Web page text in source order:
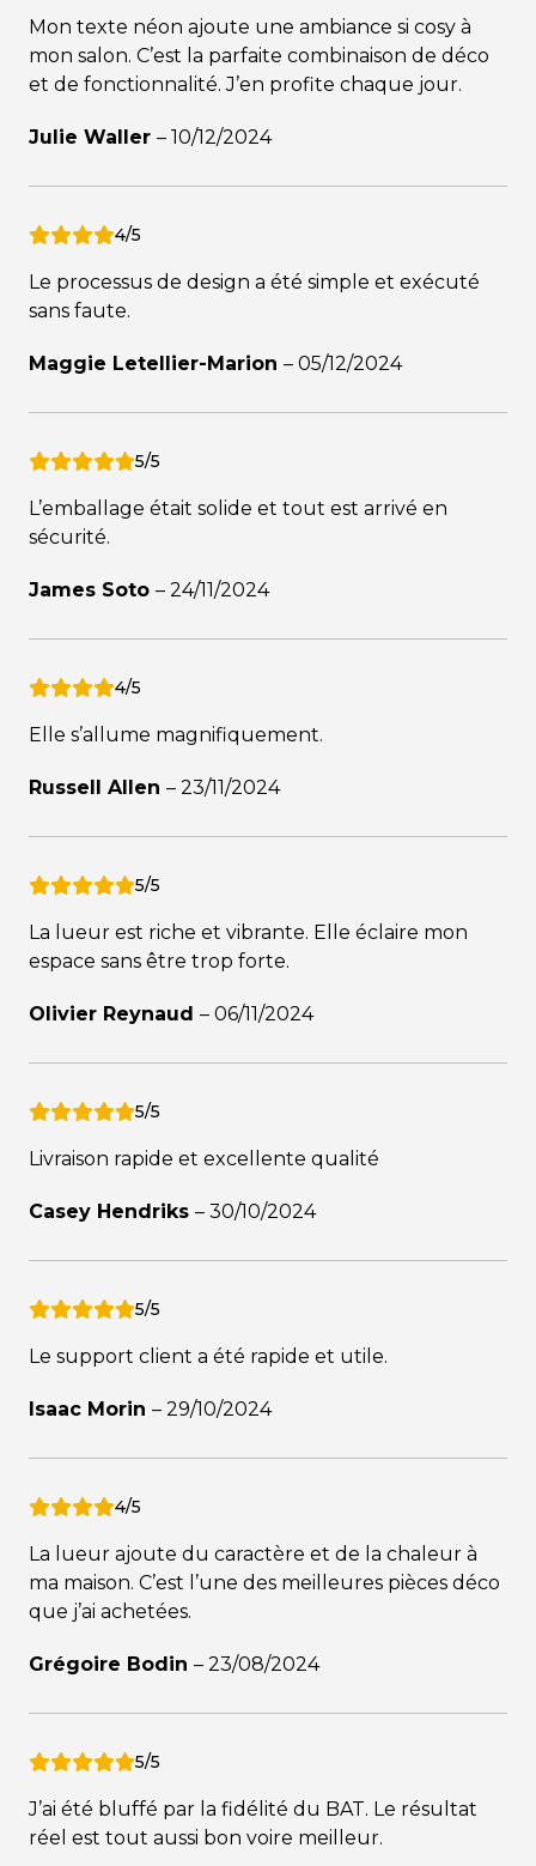
Mon texte néon ajoute une ambiance si cosy à
mon salon. C’est la parfaite combinaison de déco
et de fonctionnalité. J’en profite chaque jour.
Julie Waller – 10/12/2024
4/5
Le processus de design a été simple et exécuté
sans faute.
Maggie Letellier-Marion – 05/12/2024
5/5
L’emballage était solide et tout est arrivé en
sécurité.
James Soto – 24/11/2024
4/5
Elle s’allume magnifiquement.
Russell Allen – 23/11/2024
5/5
La lueur est riche et vibrante. Elle éclaire mon
espace sans être trop forte.
Olivier Reynaud – 06/11/2024
5/5
Livraison rapide et excellente qualité
Casey Hendriks – 30/10/2024
5/5
Le support client a été rapide et utile.
Isaac Morin – 29/10/2024
4/5
La lueur ajoute du caractère et de la chaleur à
ma maison. C’est l’une des meilleures pièces déco
que j’ai achetées.
Grégoire Bodin – 23/08/2024
5/5
J’ai été bluffé par la fidélité du BAT. Le résultat
réel est tout aussi bon voire meilleur.